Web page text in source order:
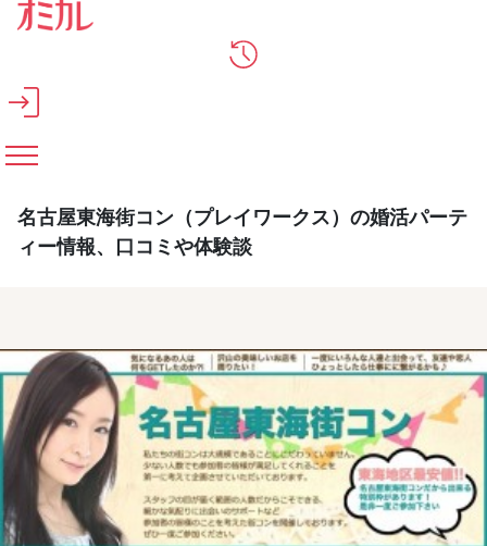
メインコンテンツへスキップ
名古屋東海街コン（プレイワークス）の婚活パーテ
ィー情報、口コミや体験談